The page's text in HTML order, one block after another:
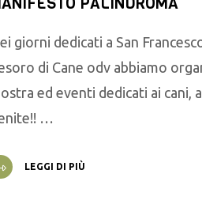
giorni dedicati a San
di Cane odv abbiamo
ed eventi dedicati ai cani,
…
LEGGI DI PIÙ